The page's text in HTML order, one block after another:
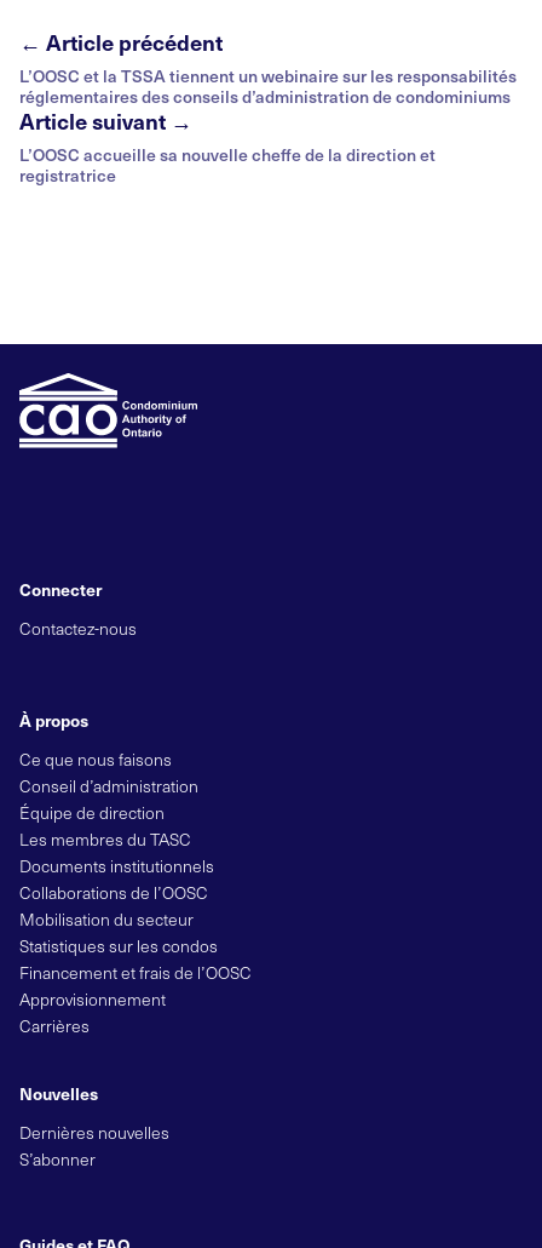
← Article précédent
L’OOSC et la TSSA tiennent un webinaire sur les responsabilités
réglementaires des conseils d’administration de condominiums
Article suivant →
L’OOSC accueille sa nouvelle cheffe de la direction et
registratrice
À propos
Ce que nous faisons
Conseil d’administration
Équipe de direction
Les membres du TASC
Documents institutionnels
Collaborations de l’OOSC
Mobilisation du secteur
Statistiques sur les condos
Financement et frais de l’OOSC
Approvisionnement
Carrières
Nouvelles
Dernières nouvelles
S’abonner
Connecter
Contactez-nous